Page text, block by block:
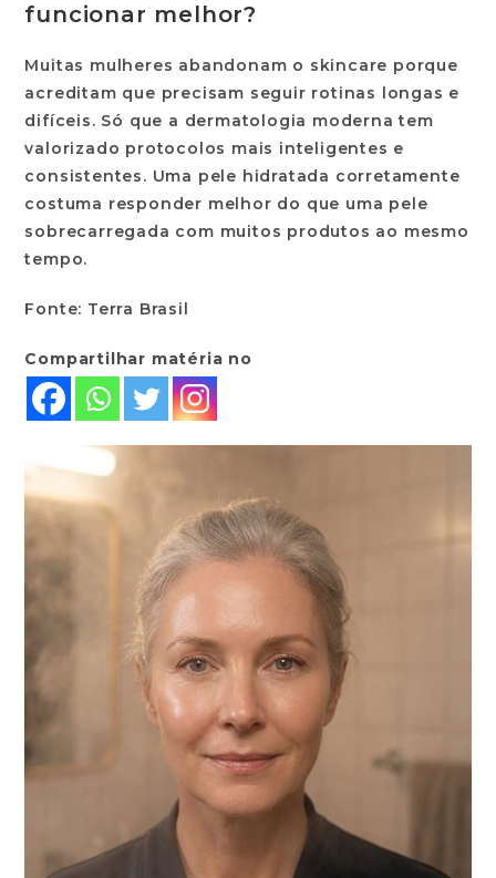
funcionar melhor?
Muitas mulheres abandonam o skincare porque
acreditam que precisam seguir rotinas longas e
difíceis. Só que a dermatologia moderna tem
valorizado protocolos mais inteligentes e
consistentes. Uma pele hidratada corretamente
costuma responder melhor do que uma pele
sobrecarregada com muitos produtos ao mesmo
tempo.
Fonte: Terra Brasil
Compartilhar matéria no